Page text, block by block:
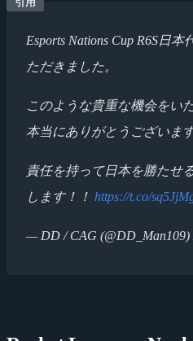
Esports Nations Cup R6S日
ただきました。
このような貴重な機会をい
本当にありがとうございます
責任を持って日本を勝たせ
します！！ https://t.co/
— DD / CAG (@DD_Man109)